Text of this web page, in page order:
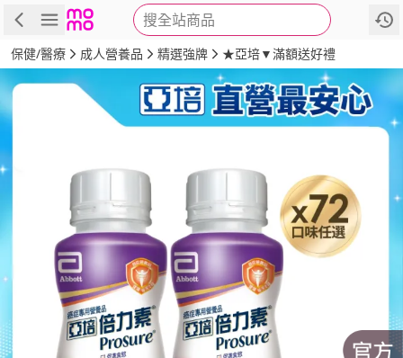
搜全站商品
商品 評價 詳情
保健/醫療 成人營養品 精選強牌 ★亞培▼滿額送好禮